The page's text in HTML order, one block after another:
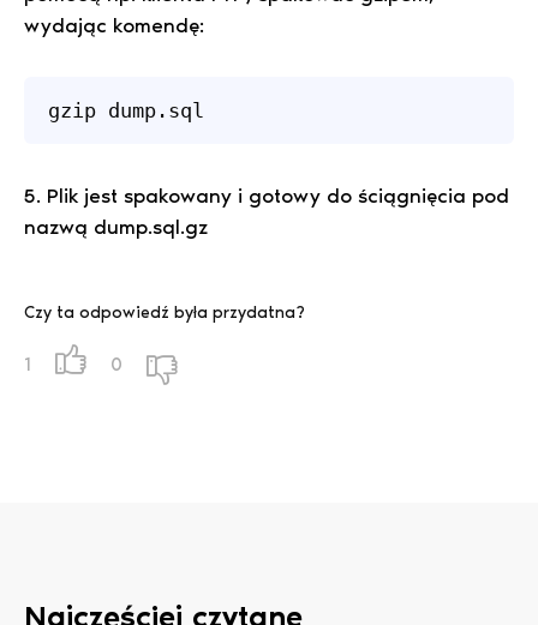
wydając komendę:
gzip dump.sql
5. Plik jest spakowany i gotowy do ściągnięcia pod
nazwą dump.sql.gz
Czy ta odpowiedź była przydatna?
1 0
Najczęściej czytane